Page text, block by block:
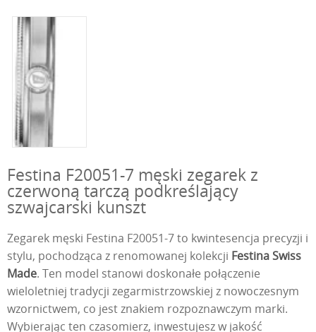
Festina F20051-7 męski zegarek z
czerwoną tarczą podkreślający
szwajcarski kunszt
Zegarek męski Festina F20051-7 to kwintesencja precyzji i
stylu, pochodząca z renomowanej kolekcji Festina Swiss
Made. Ten model stanowi doskonałe połączenie
wieloletniej tradycji zegarmistrzowskiej z nowoczesnym
wzornictwem, co jest znakiem rozpoznawczym marki.
Wybierając ten czasomierz, inwestujesz w jakość